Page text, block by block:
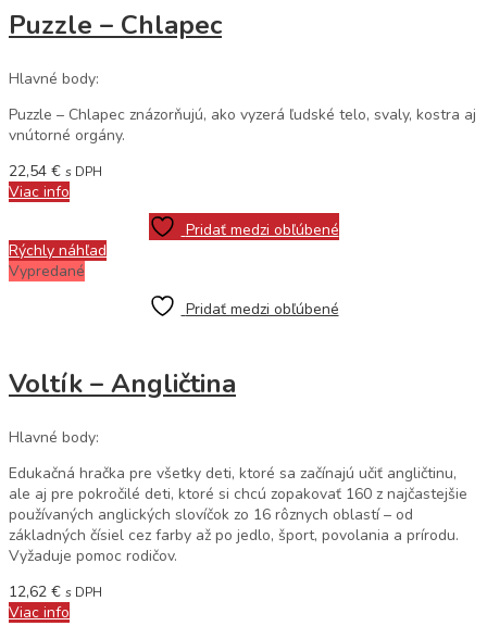
Puzzle – Chlapec
Hlavné body:
Puzzle – Chlapec znázorňujú, ako vyzerá ľudské telo, svaly, kostra aj
vnútorné orgány.
22,54 € s DPH
Viac info
Pridať medzi obľúbené
Rýchly náhľad
Vypredané
Pridať medzi obľúbené
Voltík – Angličtina
Hlavné body:
Edukačná hračka pre všetky deti, ktoré sa začínajú učiť angličtinu,
ale aj pre pokročilé deti, ktoré si chcú zopakovať 160 z najčastejšie
používaných anglických slovíčok zo 16 rôznych oblastí – od
základných čísiel cez farby až po jedlo, šport, povolania a prírodu.
Vyžaduje pomoc rodičov.
12,62 € s DPH
Viac info